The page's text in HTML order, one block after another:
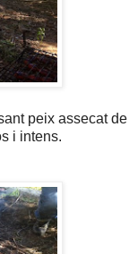
peix assecat de
i intens.